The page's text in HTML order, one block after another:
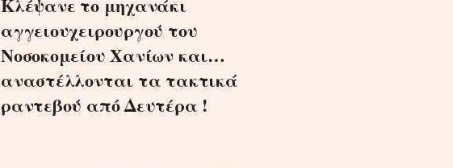
αγγειουχειρουργού του
Νοσοκομείου Χανίων και…
αναστέλλονται τα τακτικά
ραντεβού από Δευτέρα !